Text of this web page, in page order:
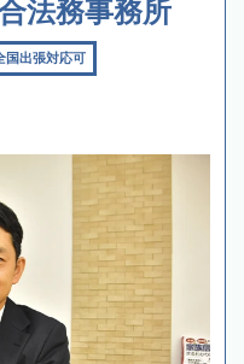
法務事務所
国出張対応可